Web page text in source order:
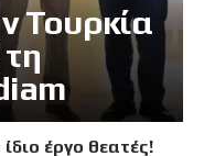
Τουρκία
έργο θεατές!